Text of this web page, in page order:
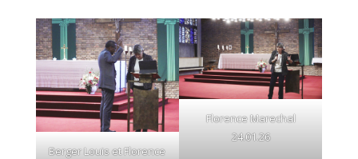
Berger Louis et Florence
Florence Marechal
24.01.26